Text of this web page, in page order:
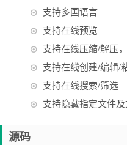
支持多国语言
支持在线预览
支持在线压缩/解压
支持在线创建/编辑/
支持在线搜索/筛选
支持隐藏指定文件
源码